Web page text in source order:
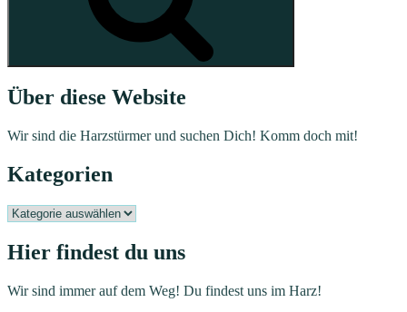
Über diese Website
Wir sind die Harzstürmer und suchen Dich! Komm doch mit!
Kategorien
Kategorien
Hier findest du uns
Wir sind immer auf dem Weg! Du findest uns im Harz!